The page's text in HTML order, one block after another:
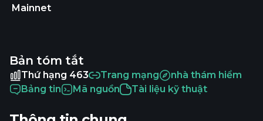
Mainnet
Bản tóm tắt
Thứ hạng 463 Trang mạng
nhà thám hiểm
Bảng tin
Mã nguồn Tài liệu kỹ thuật